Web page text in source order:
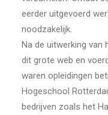
eerder uitgevoerd
noodzakelijk.
Na de uitwerking van
dit grote web en
waren opleidingen
Hogeschool
bedrijven zoals het